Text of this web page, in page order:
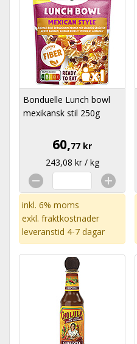
Bonduelle Lunch bowl
mexikansk stil 250g
60,77 kr
243,08 kr / kg
inkl. 6% moms
exkl. fraktkostnader
leveranstid 4-7 dagar